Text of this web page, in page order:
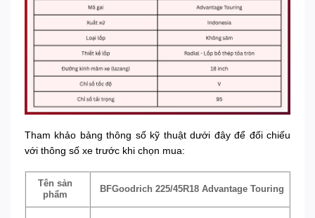
Tham khảo bảng thông số kỹ thuật dưới đây để đối chiếu
với thông số xe trước khi chọn mua:
Tên sản
phẩm
BFGoodrich 225/45R18 Advantage Touring